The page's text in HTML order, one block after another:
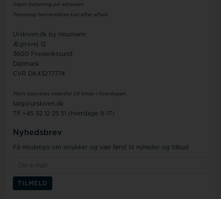
Ingen betjening på adressen
Personlig henvendelse kun efter aftale
Urskiven.dk by Houmann
Ægirsvej 12
3600 Frederikssund
Danmark
CVR DK43277774
Mails besvares indenfor 24 timer i hverdagen
salg@urskiven.dk
Tlf +45 32 12 25 51 (hverdage 9-17)
Nyhedsbrev
Få modetips om smykker og vær først til nyheder og tilbud